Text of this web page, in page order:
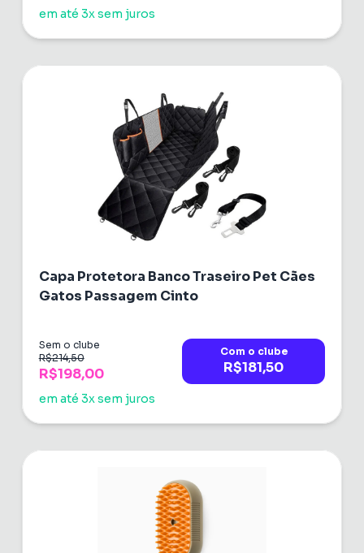
em até 3x sem juros
Capa Protetora Banco Traseiro Pet Cães
Gatos Passagem Cinto
Sem o clube
R$214,50
R$198,00
Com o clube
R$181,50
em até 3x sem juros